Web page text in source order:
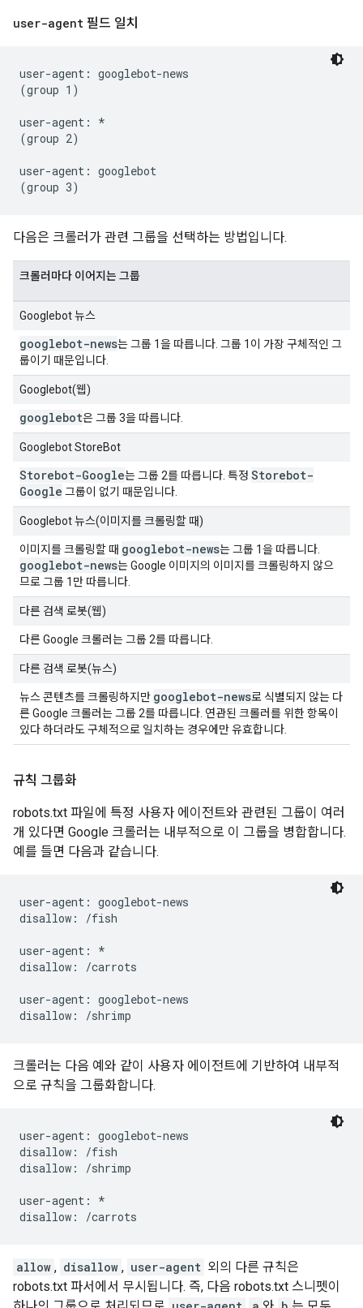
user-agent 필드 일치
user-agent: googlebot-news
(group 1)
user-agent: *
(group 2)
user-agent: googlebot
다음은 크롤러가 관련 그룹을 선택하는 방법입니다.
크롤러마다 이어지는 그룹
Googlebot 뉴스
googlebot-news는 그룹 1을 따릅니다. 그룹 1이 가장 구체적인 그
룹이기 때문입니다.
Googlebot(웹)
googlebot은 그룹 3을 따릅니다.
Googlebot StoreBot
Storebot-Google는 그룹 2를 따릅니다. 특정 Storebot-
Google 그룹이 없기 때문입니다.
Googlebot 뉴스(이미지를 크롤링할 때)
이미지를 크롤링할 때 googlebot-news는 그룹 1을 따릅니다.
googlebot-news는 Google 이미지의 이미지를 크롤링하지 않으
므로 그룹 1만 따릅니다.
다른 검색 로봇(웹)
다른 Google 크롤러는 그룹 2를 따릅니다.
다른 검색 로봇(뉴스)
뉴스 콘텐츠를 크롤링하지만 googlebot-news로 식별되지 않는 다
른 Google 크롤러는 그룹 2를 따릅니다. 연관된 크롤러를 위한 항목이
있다 하더라도 구체적으로 일치하는 경우에만 유효합니다.
규칙 그룹화
robots.txt 파일에 특정 사용자 에이전트와 관련된 그룹이 여러
개 있다면 Google 크롤러는 내부적으로 이 그룹을 병합합니다.
예를 들면 다음과 같습니다.
user-agent: googlebot-news
disallow: /fish
user-agent: *
disallow: /carrots
user-agent: googlebot-news
크롤러는 다음 예와 같이 사용자 에이전트에 기반하여 내부적
으로 규칙을 그룹화합니다.
user-agent: googlebot-news
disallow: /fish
disallow: /shrimp
user-agent: *
allow , disallow , user-agent 외의 다른 규칙은
robots.txt 파서에서 무시됩니다. 즉, 다음 robots.txt 스니펫이